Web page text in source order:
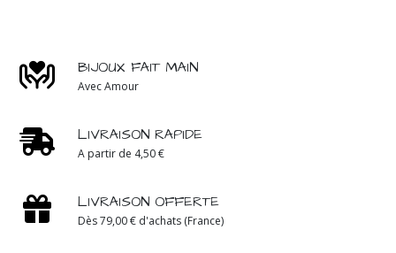
BIJOUX FAIT MAIN
Avec Amour
LIVRAISON RAPIDE
A partir de 4,50 €
LIVRAISON OFFERTE
Dès 79,00 € d'achats (France)